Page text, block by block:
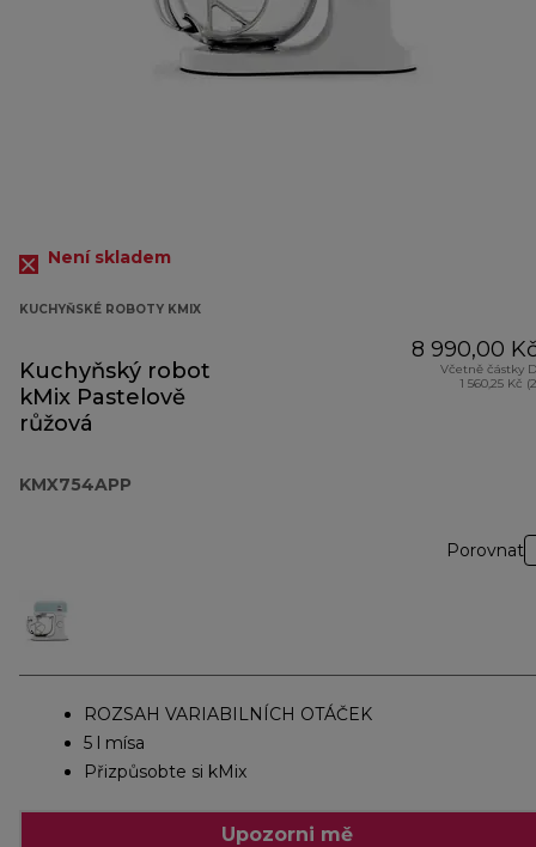
Není skladem
KUCHYŇSKÉ ROBOTY KMIX
Kuchyňský robot
kMix Pastelově
růžová
KMX754APP
8 990,00
Včetně částky
1 560,25 Kč
Porovnat
ROZSAH VARIABILNÍCH OTÁČEK
5 l mísa
Přizpůsobte si kMix
Upozorni mě